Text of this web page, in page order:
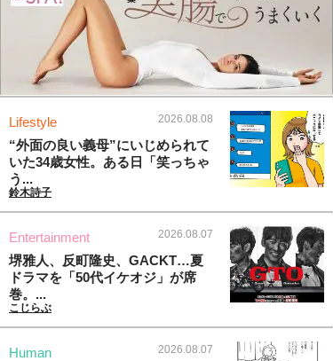
Lifestyle 2026.08.08
“外面の良い義母”にいじめられて
いた34歳女性。ある日「笑っちゃ
う...
鈴木詩子
Entertainment 2026.08.07
堺雅人、反町隆史、GACKT…夏
ドラマを「50代イケオジ」が席
巻。...
こじらぶ
Human 2026.08.07